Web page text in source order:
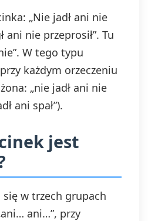
„Nie jadł ani nie
ani nie przeprosił”. Tu
W tego typu
każdym orzeczeniu
„nie jadł ani nie
ani spał”).
jest
w trzech grupach
ani…”, przy